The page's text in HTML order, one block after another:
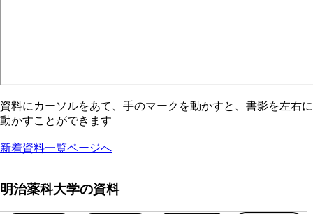
資料にカーソルをあて、手のマークを動かすと、書影を左右に
動かすことができます
新着資料一覧ページへ
明治薬科大学の資料